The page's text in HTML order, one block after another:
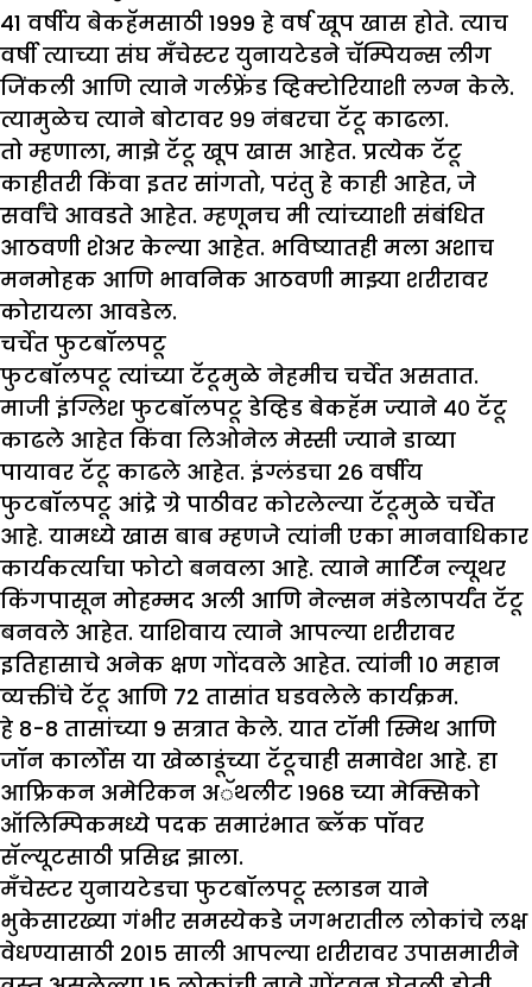
41 वर्षीय बेकहॅमसाठी 1999 हे वर्ष खूप खास होते. त्याच
वर्षी त्याच्या संघ मँचेस्टर युनायटेडने चॅम्पियन्स लीग
जिंकली आणि त्याने गर्लफ्रेंड व्हिक्टोरियाशी लग्न केले.
त्यामुळेच त्याने बोटावर ९९ नंबरचा टॅटू काढला.
तो म्हणाला, माझे टॅटू खूप खास आहेत. प्रत्येक टॅटू
काहीतरी किंवा इतर सांगतो, परंतु हे काही आहेत, जे
सर्वांचे आवडते आहेत. म्हणूनच मी त्यांच्याशी संबंधित
आठवणी शेअर केल्या आहेत. भविष्यातही मला अशाच
मनमोहक आणि भावनिक आठवणी माझ्या शरीरावर
कोरायला आवडेल.
चर्चेत फुटबॉलपटू
फुटबॉलपटू त्यांच्या टॅटूमुळे नेहमीच चर्चेत असतात.
माजी इंग्लिश फुटबॉलपटू डेव्हिड बेकहॅम ज्याने ४० टॅटू
काढले आहेत किंवा लिओनेल मेस्सी ज्याने डाव्या
पायावर टॅटू काढले आहेत. इंग्लंडचा 26 वर्षीय
फुटबॉलपटू आंद्रे ग्रे पाठीवर कोरलेल्या टॅटूमुळे चर्चेत
आहे. यामध्ये खास बाब म्हणजे त्यांनी एका मानवाधिकार
कार्यकर्त्याचा फोटो बनवला आहे. त्याने मार्टिन ल्यूथर
किंगपासून मोहम्मद अली आणि नेल्सन मंडेलापर्यंत टॅटू
बनवले आहेत. याशिवाय त्याने आपल्या शरीरावर
इतिहासाचे अनेक क्षण गोंदवले आहेत. त्यांनी 10 महान
व्यक्तींचे टॅटू आणि 72 तासांत घडवलेले कार्यक्रम.
हे 8-8 तासांच्या 9 सत्रात केले. यात टॉमी स्मिथ आणि
जॉन कार्लोस या खेळाडूंच्या टॅटूचाही समावेश आहे. हा
आफ्रिकन अमेरिकन अॅथलीट 1968 च्या मेक्सिको
ऑलिम्पिकमध्ये पदक समारंभात ब्लॅक पॉवर
सॅल्यूटसाठी प्रसिद्ध झाला.
मँचेस्टर युनायटेडचा फुटबॉलपटू स्लाडन याने
भुकेसारख्या गंभीर समस्येकडे जगभरातील लोकांचे लक्ष
वेधण्यासाठी 2015 साली आपल्या शरीरावर उपासमारीने